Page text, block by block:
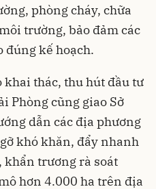
phòng cháy, chữa
trường, bảo đảm các
đúng kế hoạch.
khai thác, thu hút đầu tư
Phòng cũng giao Sở
dẫn các địa phương
khó khăn, đẩy nhanh
trương rà soát
hơn 4.000 ha trên địa